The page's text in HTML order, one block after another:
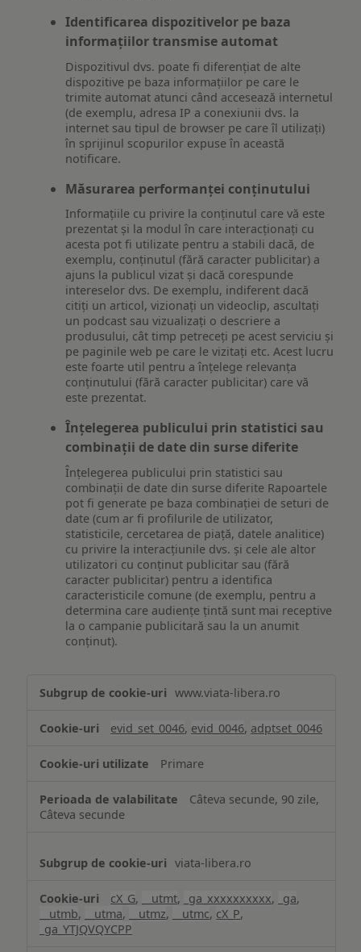
Identificarea dispozitivelor pe baza
informațiilor transmise automat
Dispozitivul dvs. poate fi diferențiat de alte
dispozitive pe baza informațiilor pe care le
trimite automat atunci când accesează internetul
(de exemplu, adresa IP a conexiunii dvs. la
internet sau tipul de browser pe care îl utilizați)
în sprijinul scopurilor expuse în această
notificare.
Măsurarea performanței conținutului
Informațiile cu privire la conținutul care vă este
prezentat și la modul în care interacționați cu
acesta pot fi utilizate pentru a stabili dacă, de
exemplu, conținutul (fără caracter publicitar) a
ajuns la publicul vizat și dacă corespunde
intereselor dvs. De exemplu, indiferent dacă
citiți un articol, vizionați un videoclip, ascultați
un podcast sau vizualizați o descriere a
produsului, cât timp petreceți pe acest serviciu și
pe paginile web pe care le vizitați etc. Acest lucru
este foarte util pentru a înțelege relevanța
conținutului (fără caracter publicitar) care vă
este prezentat.
Înțelegerea publicului prin statistici sau
combinații de date din surse diferite
Înțelegerea publicului prin statistici sau
combinații de date din surse diferite Rapoartele
pot fi generate pe baza combinației de seturi de
date (cum ar fi profilurile de utilizator,
statisticile, cercetarea de piață, datele analitice)
cu privire la interacțiunile dvs. și cele ale altor
utilizatori cu conținut publicitar sau (fără
caracter publicitar) pentru a identifica
caracteristicile comune (de exemplu, pentru a
determina care audiențe țintă sunt mai receptive
la o campanie publicitară sau la un anumit
conținut).
www.viata-libera.ro
evid_set_0046, evid_0046, adptset_0046
Primare
Câteva secunde, 90 zile,
Câteva secunde
viata-libera.ro
cX_G, __utmt, _ga_xxxxxxxxxx, _ga,
__utmb, __utma, __utmz, __utmc, cX_P,
_ga_YTJQVQYCPP